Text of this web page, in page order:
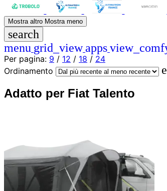
Mostra altro Mostra meno
search
menu grid_viewapps
Per pagina: 9 / 12 / 18 / 24
Ordinamento
Adatto per Fiat Talento